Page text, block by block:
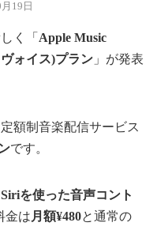
19日
く「 Apple Music
ォイス)プラン 」が発表
定額制音楽配信サービス
です。
Siriを使った音声コント
金は 月額¥480と通常の